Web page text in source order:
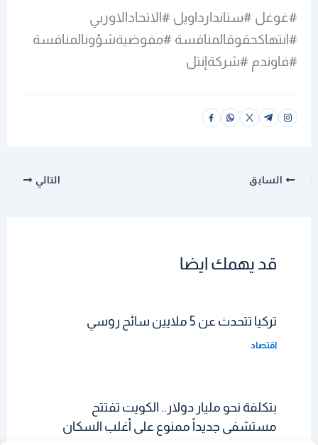
#غوغل #ستاندارداويل #الاتحادالاوربي
#انتهاكحقوقالمنافسة #مفوضيةشؤونالمنافسة
#فاوندم #شركةإنتل
السابق التالي
قد يهمك ايضا
تركيا تتحدث عن 5 ملايين سائح روسي
اقتصاد
بتكلفة نحو مليار دولار.. الكويت تفتتح
مستشفى جديداً ممنوع على أغلب السكان